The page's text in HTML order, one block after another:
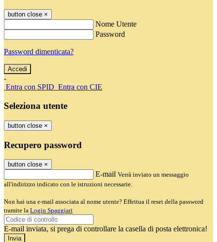
button close ×
Nome Utente
Password
Password dimenticata?
-
Entra con SPID Entra con CIE
Seleziona utente
button close ×
Recupero password
button close ×
E-mail Verrà inviato un messaggio
all'indirizzo indicato con le istruzioni necessarie.
Non hai una e-mail associata al nome utente? Effettua il reset della password
tramite la Login Spaggiari
E-mail inviata, si prega di controllare la casella di posta elettronica!